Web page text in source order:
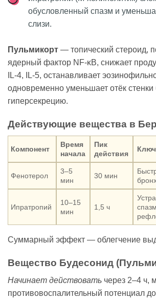
обусловленный спазм и
слизи.
Пульмикорт — топический стероид,
ядерный фактор NF-κB, снижает
IL-4, IL-5, останавливает
одновременно уменьшает отёк стенки
гиперсекрецию.
Действующие вещества в
Компонент
Время
начала
Пик
действия
Фенотерол
3–5
мин
30 мин
Ипратропий
10–15
мин
1,5 ч
Суммарный эффект — облегчение
Вещество Будесонид
Начинает действовать через 2–4 ч,
противовоспалительный потенциал